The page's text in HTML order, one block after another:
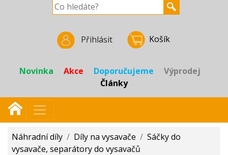
Přihlásit Košík
Novinka Akce Doporučujeme
Výprodej
Články
Náhradní díly / Díly na vysavače / Sáčky do
vysavače, separátory do vysavačů